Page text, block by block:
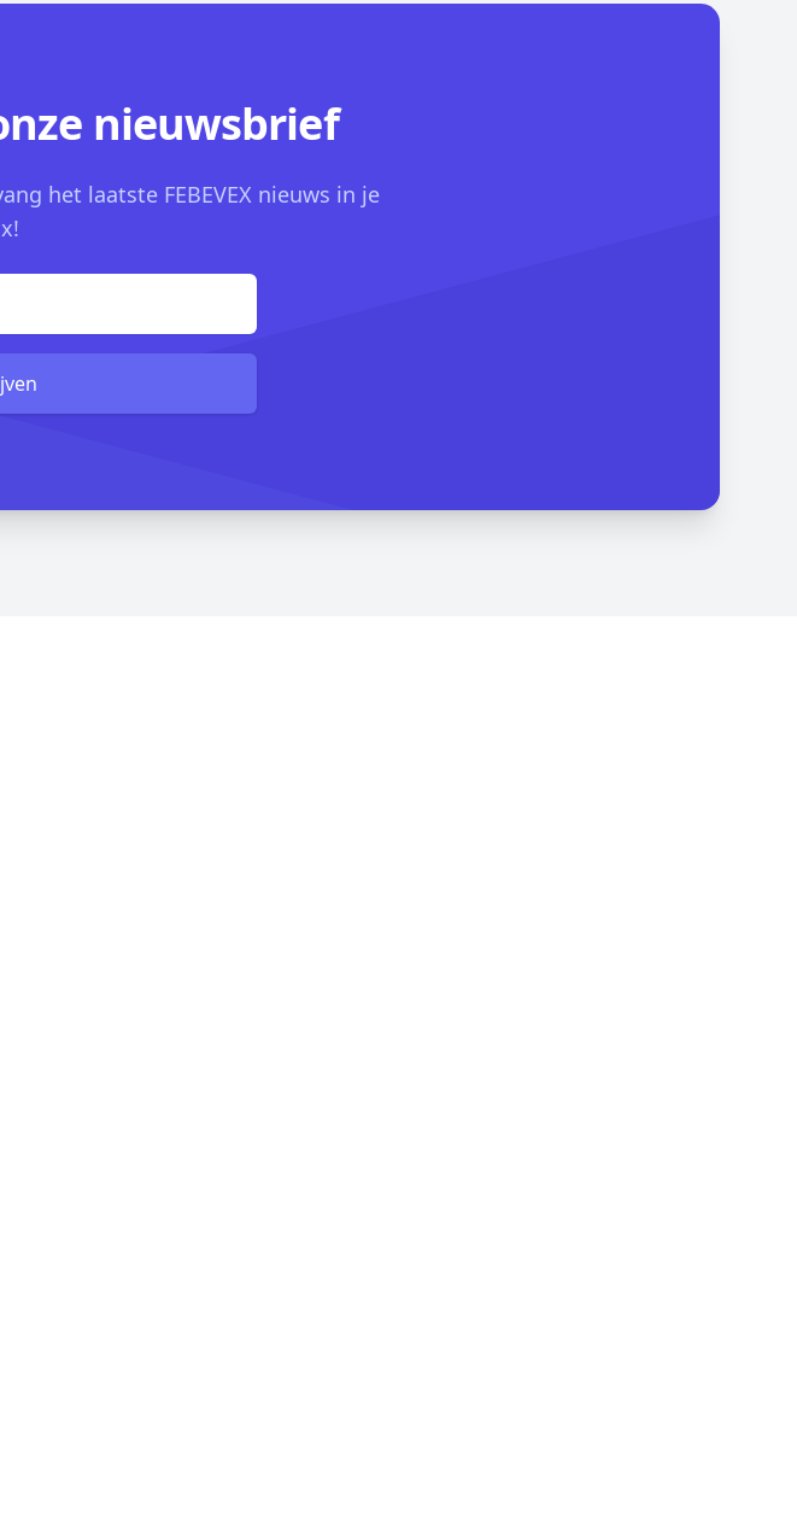
nieuwsbrief
het laatste FEBEVEX nieuws in je